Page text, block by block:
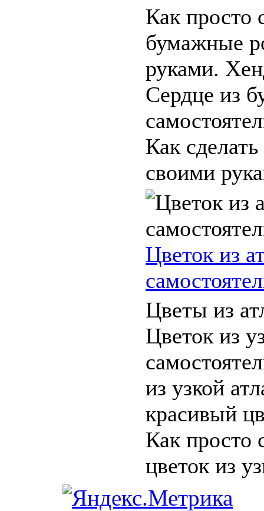
Как просто
бумажные
руками.
Сердце из
Как
своими
Цветок из
Цветы из
Цветок из
из узкой
красивый
Как просто
цветок из